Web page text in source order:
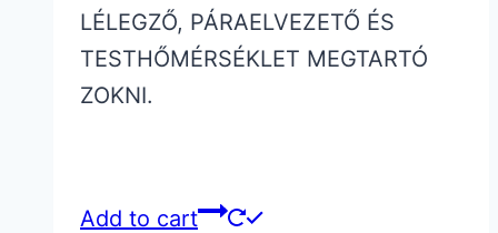
LÉLEGZŐ, PÁRAELVEZETŐ ÉS
TESTHŐMÉRSÉKLET MEGTARTÓ
ZOKNI.
Add to cart